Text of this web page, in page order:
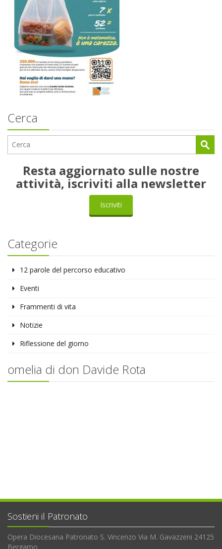
Cerca
Resta aggiornato sulle nostre
attività, iscriviti alla newsletter
Iscriviti
Categorie
12 parole del percorso educativo
Eventi
Frammenti di vita
Notizie
Riflessione del giorno
omelia di don Davide Rota
Sostieni il Patronato
Opera Diocesana Patronato S. Vincenzo Via M. Gavazzeni 24125
Bergamo